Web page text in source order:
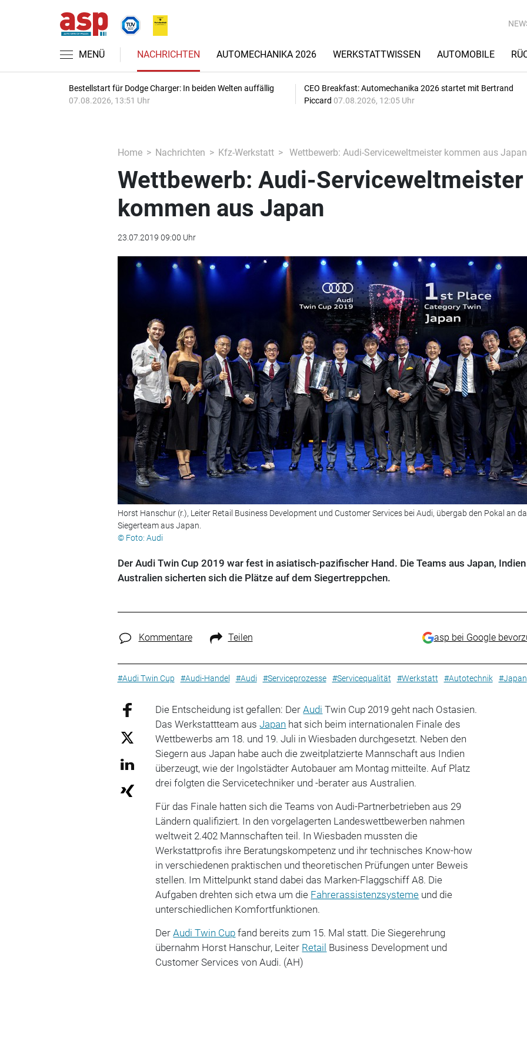
MENÜ NACHRICHTEN AUTOMECHANIKA 2026 WERKSTATTWISSEN AUTOMOBILE
Bestellstart für Dodge Charger: In beiden Welten auffällig
07.08.2026, 13:51 Uhr
CEO Breakfast: Automechanika 2026 startet mit Bertrand
Piccard 07.08.2026, 12:05 Uhr
Home Nachrichten Kfz-Werkstatt Wettbewerb: Audi-Serviceweltmeister kommen aus Japan
Wettbewerb: Audi-Serviceweltmeister
kommen aus Japan
23.07.2019 09:00 Uhr
Horst Hanschur (r.), Leiter Retail Business Development und Customer Services bei Audi, übergab den Pokal an
Siegerteam aus Japan.
© Foto: Audi
Der Audi Twin Cup 2019 war fest in asiatisch-pazifischer Hand. Die Teams aus Japan,
Australien sicherten sich die Plätze auf dem Siegertreppchen.
Kommentare Teilen asp bei Google
#Audi Twin Cup #Audi-Handel #Audi #Serviceprozesse #Servicequalität #Werkstatt #Autotechnik #Japan
Die Entscheidung ist gefallen: DerAudi Twin Cup 2019 geht nach Ostasien.
Das Werkstattteam ausJapan hat sich beim internationalen Finale des
Wettbewerbs am 18. und 19. Juli in Wiesbaden durchgesetzt. Neben den
Siegern aus Japan habe auch die zweitplatzierte Mannschaft aus Indien
überzeugt, wie der Ingolstädter Autobauer am Montag mitteilte. Auf Platz
drei folgten die Servicetechniker und -berater aus Australien.
Für das Finale hatten sich die Teams von Audi-Partnerbetrieben aus 29
Ländern qualifiziert. In den vorgelagerten Landeswettbewerben nahmen
weltweit 2.402 Mannschaften teil. In Wiesbaden mussten die
Werkstattprofis ihre Beratungskompetenz und ihr technisches Know-how
in verschiedenen praktischen und theoretischen Prüfungen unter Beweis
stellen. Im Mittelpunkt stand dabei das Marken-Flaggschiff A8. Die
Aufgaben drehten sich etwa um die Fahrerassistenzsysteme und die
unterschiedlichen Komfortfunktionen.
DerAudi Twin Cup fand bereits zum 15. Mal statt. Die Siegerehrung
übernahm Horst Hanschur, Leiter Retail Business Development und
Customer Services von Audi. (AH)